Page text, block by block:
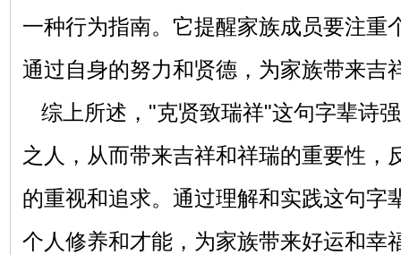
一种行为指南。它提醒家族成员要注重
通过自身的努力和贤德，为家族带来吉
综上所述，"克贤致瑞祥"这句字辈诗
之人，从而带来吉祥和祥瑞的重要性，
的重视和追求。通过理解和实践这句字
个人修养和才能，为家族带来好运和幸